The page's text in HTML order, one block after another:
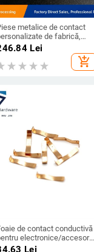
metalice de contact
de fabrică,
polul pozitiv și polul
negativ, piese de conectare
jucării electronice,
contacte pentru baterii cu
Lei
add_shopping_cart
de contact conductivă
electronice/accesorii
baterie, Model YJ772 —
Lei